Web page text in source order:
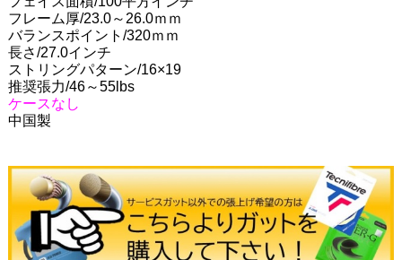
フレーム厚/23.0～26.0ｍｍ
バランスポイント/320ｍｍ
長さ/27.0インチ
ストリングパターン/16×19
推奨張力/46～55lbs
ケースなし
中国製